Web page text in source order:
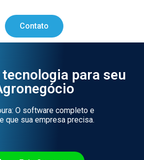
ㅤㅤContatoㅤㅤ
para seu
O software completo e
que sua empresa precisa.